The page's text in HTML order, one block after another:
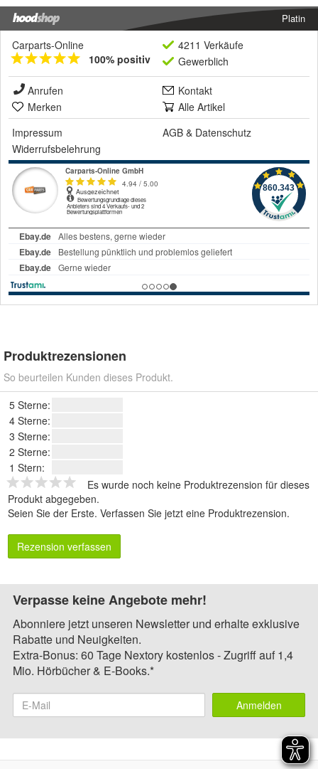
Platin
Carparts-Online
100% positiv
4211 Verkäufe
Gewerblich
Anrufen
Kontakt
Merken
Alle Artikel
Impressum
AGB & Datenschutz
Widerrufsbelehrung
Produktrezensionen
So beurteilen Kunden dieses Produkt.
5 Sterne:
4 Sterne:
3 Sterne:
2 Sterne:
1 Stern:
Es wurde noch keine Produktrezension für dieses
Produkt abgegeben.
Seien Sie der Erste. Verfassen Sie jetzt eine Produktrezension.
Rezension verfassen
Verpasse keine Angebote mehr!
Abonniere jetzt unseren Newsletter und erhalte exklusive
Rabatte und Neuigkeiten.
Extra-Bonus: 60 Tage Nextory kostenlos - Zugriff auf 1,4
Mio. Hörbücher & E-Books.*
Anmelden